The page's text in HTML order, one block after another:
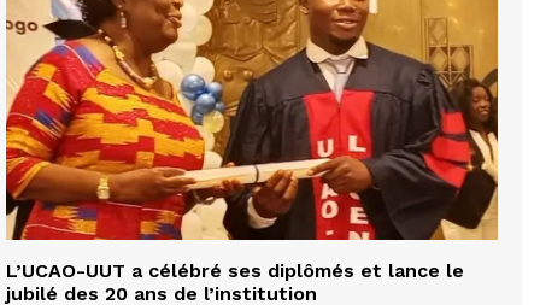
L’UCAO-UUT a célébré ses diplômés et lance le
jubilé des 20 ans de l’institution